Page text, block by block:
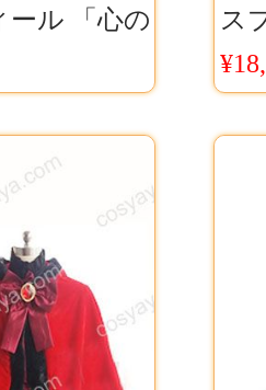
ール 「心の
コスプレ
料無料
ス
カ
デ